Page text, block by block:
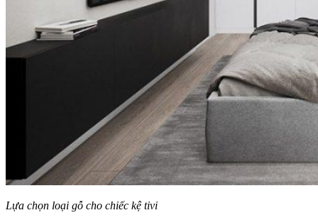
Lựa chọn loại gỗ cho chiếc kệ tivi